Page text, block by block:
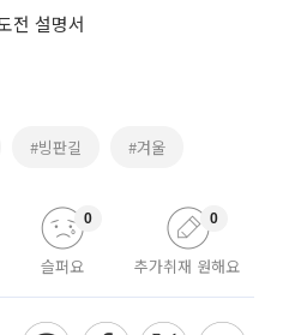
전 설명서
#빙판길 #겨울
슬퍼요
0
추가취재 원해요
0